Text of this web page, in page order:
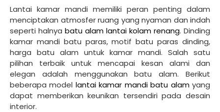
Lantai kamar mandi memiliki peran penting dalam
menciptakan atmosfer ruang yang nyaman dan indah
seperti halnya batu alam lantai kolam renang. Dinding
kamar mandi batu paras, motif batu paras dinding,
harga batu alam untuk kamar mandi. Salah satu
pilihan terbaik untuk mencapai kesan alami dan
elegan adalah menggunakan batu alam. Berikut
beberapa model lantai kamar mandi batu alamyang
dapat memberikan keunikan tersendiri pada desain
interior.